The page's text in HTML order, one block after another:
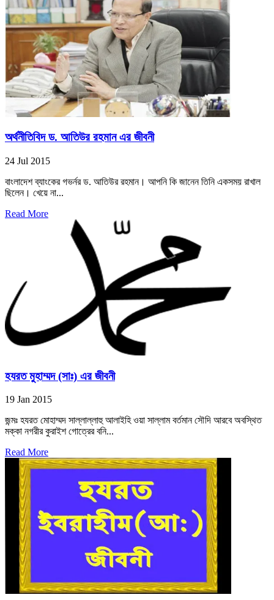
অর্থনীতিবিদ ড. আতিউর রহমান এর জীবনী
24 Jul 2015
বাংলাদেশ ব্যাংকের গভর্নর ড. আতিউর রহমান। আপনি কি জানেন তিনি একসময় রাখাল
ছিলেন। খেয়ে না...
Read More
হযরত মুহাম্মদ (সাঃ) এর জীবনী
19 Jan 2015
জন্মঃ হযরত মোহাম্মদ সাল্লাল্লাহু আলাইহি ওয়া সাল্লাম বর্তমান সৌদি আরবে অবস্থিত
মক্কা নগরীর কুরাইশ গোত্রের বনি...
Read More